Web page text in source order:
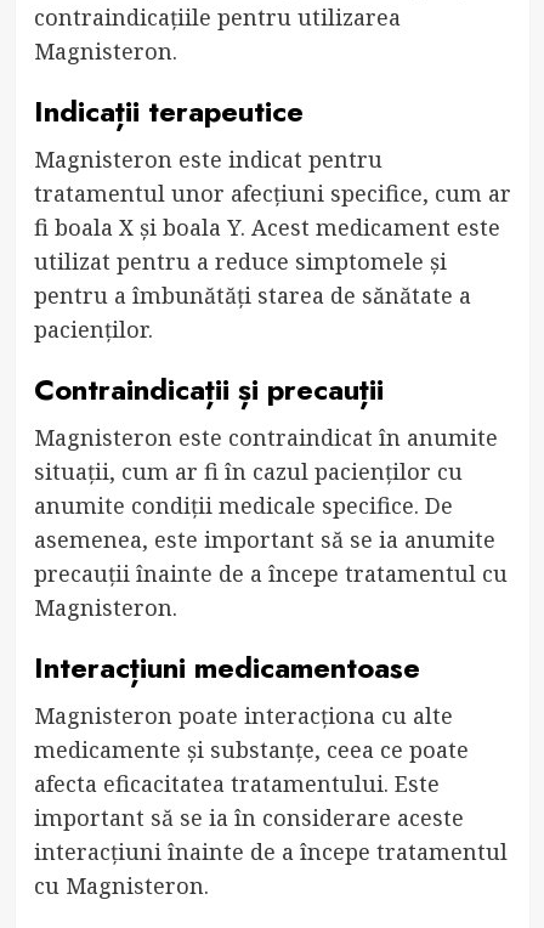
contraindicațiile pentru utilizarea
Magnisteron.
Indicații terapeutice
Magnisteron este indicat pentru
tratamentul unor afecțiuni specifice, cum ar
fi boala X și boala Y. Acest medicament este
utilizat pentru a reduce simptomele și
pentru a îmbunătăți starea de sănătate a
pacienților.
Contraindicații și precauții
Magnisteron este contraindicat în anumite
situații, cum ar fi în cazul pacienților cu
anumite condiții medicale specifice. De
asemenea, este important să se ia anumite
precauții înainte de a începe tratamentul cu
Magnisteron.
Interacțiuni medicamentoase
Magnisteron poate interacționa cu alte
medicamente și substanțe, ceea ce poate
afecta eficacitatea tratamentului. Este
important să se ia în considerare aceste
interacțiuni înainte de a începe tratamentul
cu Magnisteron.